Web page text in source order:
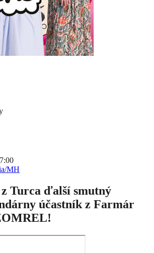
MH
Turca ďalší smutný
účastník z Farmár